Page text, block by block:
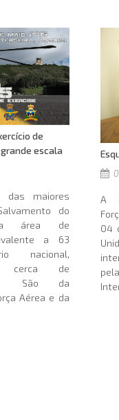
de
escala
das maiores
do
área de
a 63
nacional,
cerca de
São da
Aérea e da
A
04